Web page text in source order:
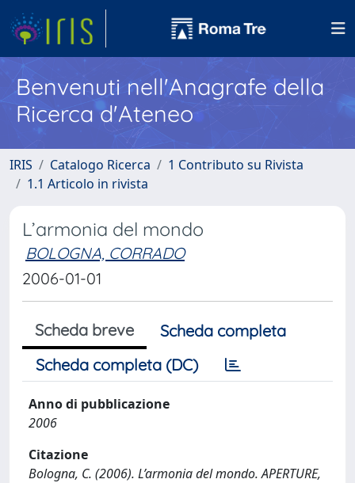
Benvenuti nell'Anagrafe della
Ricerca d'Ateneo
IRIS Catalogo Ricerca
1 Contributo su Rivista
1.1 Articolo in rivista
L’armonia del mondo
BOLOGNA, CORRADO
2006-01-01
Scheda breve
Scheda completa
Scheda completa (DC)
Anno di pubblicazione
2006
Citazione
Bologna, C. (2006). L’armonia del mondo. APERTURE,